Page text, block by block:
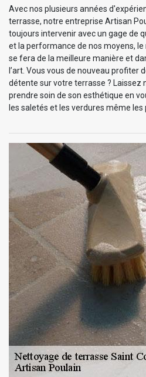
Avec nos plusieurs années
terrasse, notre entreprise Artisan
toujours intervenir avec un gage de
et la performance de nos moyens,
se fera de la meilleure manière et
l’art. Vous vous de nouveau profiter
détente sur votre terrasse ? Laissez
prendre soin de son esthétique en
les saletés et les verdures même les